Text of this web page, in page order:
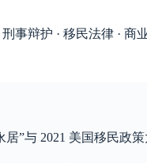
事辩护 · 移民法律 · 商
”与 2021 美国移民政